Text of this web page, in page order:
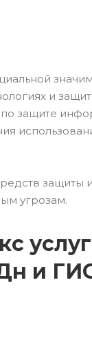
и
защите
защиты
угрозам.
услуг
и